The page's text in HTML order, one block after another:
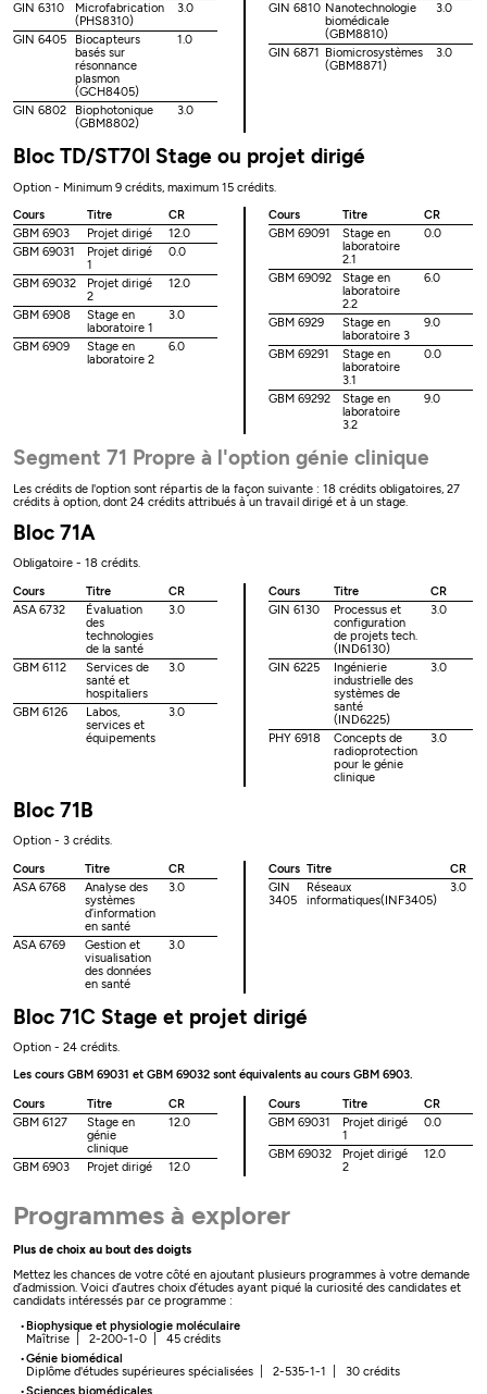
GIN 6310
Microfabrication
(PHS8310)
3.0
GIN 6405
Biocapteurs
basés sur
résonnance
plasmon
(GCH8405)
1.0
GIN 6802
Biophotonique
(GBM8802)
3.0
GIN 6810 Nanotechnologie
biomédicale
(GBM8810)
3.0
GIN 6871 Biomicrosystèmes
(GBM8871)
3.0
Bloc TD/ST70I Stage ou projet dirigé
Option - Minimum 9 crédits, maximum 15 crédits.
Cours
Titre
CR
GBM 6903
Projet dirigé
12.0
GBM 69031
Projet dirigé
1
0.0
GBM 69032
Projet dirigé
2
12.0
GBM 6908
Stage en
laboratoire 1
3.0
GBM 6909
Stage en
laboratoire 2
6.0
Cours Titre
CR
GBM 69091
Stage en
laboratoire
2.1
0.0
GBM 69092
Stage en
laboratoire
2.2
6.0
GBM 6929
Stage en
laboratoire 3
9.0
GBM 69291
Stage en
laboratoire
3.1
0.0
GBM 69292
Stage en
laboratoire
3.2
9.0
Segment 71 Propre à l'option génie clinique
Les crédits de l'option sont répartis de la façon suivante : 18 crédits obligatoires, 27
crédits à option, dont 24 crédits attribués à un travail dirigé et à un stage.
Bloc 71A
Obligatoire - 18 crédits.
Cours
Titre
CR
ASA 6732
Évaluation
des
technologies
de la santé
3.0
GBM 6112
Services de
santé et
hospitaliers
3.0
GBM 6126
Labos,
services et
équipements
3.0
Cours Titre
CR
GIN 6130
Processus et
configuration
de projets tech.
(IND6130)
3.0
GIN 6225
Ingénierie
industrielle des
systèmes de
santé
(IND6225)
3.0
PHY 6918
Concepts de
radioprotection
pour le génie
clinique
3.0
Bloc 71B
Option - 3 crédits.
Cours
Titre
CR
ASA 6768
Analyse des
systèmes
d’information
en santé
3.0
ASA 6769
Gestion et
visualisation
des données
en santé
3.0
Cours Titre
CR
GIN
3405
Réseaux
informatiques(INF3405)
3.0
Bloc 71C Stage et projet dirigé
Option - 24 crédits.
Les cours GBM 69031 et GBM 69032 sont équivalents au cours GBM 6903.
Cours Titre
CR
GBM 6127
Stage en
génie
clinique
12.0
GBM 6903 Projet dirigé 12.0
Cours Titre
CR
GBM 69031
Projet dirigé
1
0.0
GBM 69032
Projet dirigé
2
12.0
Programmes à explorer
Plus de choix au bout des doigts
Mettez les chances de votre côté en ajoutant plusieurs programmes à votre demande
d’admission. Voici d’autres choix d’études ayant piqué la curiosité des candidates et
candidats intéressés par ce programme :
Biophysique et physiologie moléculaire
Maîtrise | 2-200-1-0 | 45 crédits
Génie biomédical
Diplôme d'études supérieures spécialisées | 2-535-1-1 | 30 crédits
Sciences biomédicales